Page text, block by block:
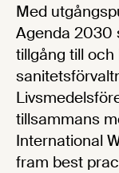
Med
Agenda 2030
tillgång till
tillsammans
International
fram best